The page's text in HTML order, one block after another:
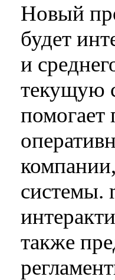
Новый
будет
и
текущую
помогает
системы.
также